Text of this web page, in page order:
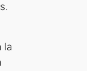
la